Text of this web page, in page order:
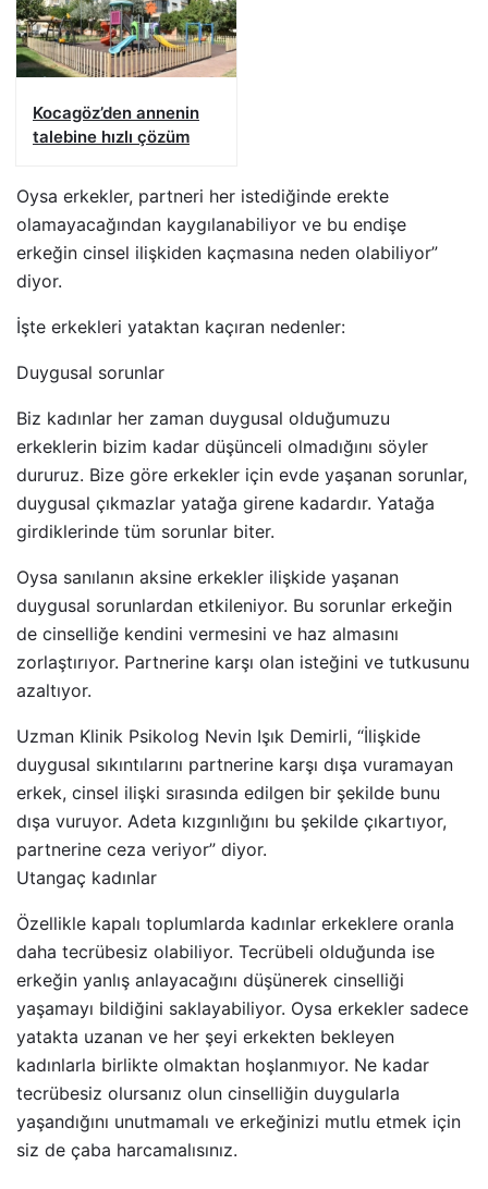
Kocagöz’den annenin
talebine hızlı çözüm
Oysa erkekler, partneri her istediğinde erekte
olamayacağından kaygılanabiliyor ve bu endişe
erkeğin cinsel ilişkiden kaçmasına neden olabiliyor”
diyor.
İşte erkekleri yataktan kaçıran nedenler:
Duygusal sorunlar
Biz kadınlar her zaman duygusal olduğumuzu
erkeklerin bizim kadar düşünceli olmadığını söyler
dururuz. Bize göre erkekler için evde yaşanan sorunlar,
duygusal çıkmazlar yatağa girene kadardır. Yatağa
girdiklerinde tüm sorunlar biter.
Oysa sanılanın aksine erkekler ilişkide yaşanan
duygusal sorunlardan etkileniyor. Bu sorunlar erkeğin
de cinselliğe kendini vermesini ve haz almasını
zorlaştırıyor. Partnerine karşı olan isteğini ve tutkusunu
azaltıyor.
Uzman Klinik Psikolog Nevin Işık Demirli, “İlişkide
duygusal sıkıntılarını partnerine karşı dışa vuramayan
erkek, cinsel ilişki sırasında edilgen bir şekilde bunu
dışa vuruyor. Adeta kızgınlığını bu şekilde çıkartıyor,
partnerine ceza veriyor” diyor.
Utangaç kadınlar
Özellikle kapalı toplumlarda kadınlar erkeklere oranla
daha tecrübesiz olabiliyor. Tecrübeli olduğunda ise
erkeğin yanlış anlayacağını düşünerek cinselliği
yaşamayı bildiğini saklayabiliyor. Oysa erkekler sadece
yatakta uzanan ve her şeyi erkekten bekleyen
kadınlarla birlikte olmaktan hoşlanmıyor. Ne kadar
tecrübesiz olursanız olun cinselliğin duygularla
yaşandığını unutmamalı ve erkeğinizi mutlu etmek için
siz de çaba harcamalısınız.